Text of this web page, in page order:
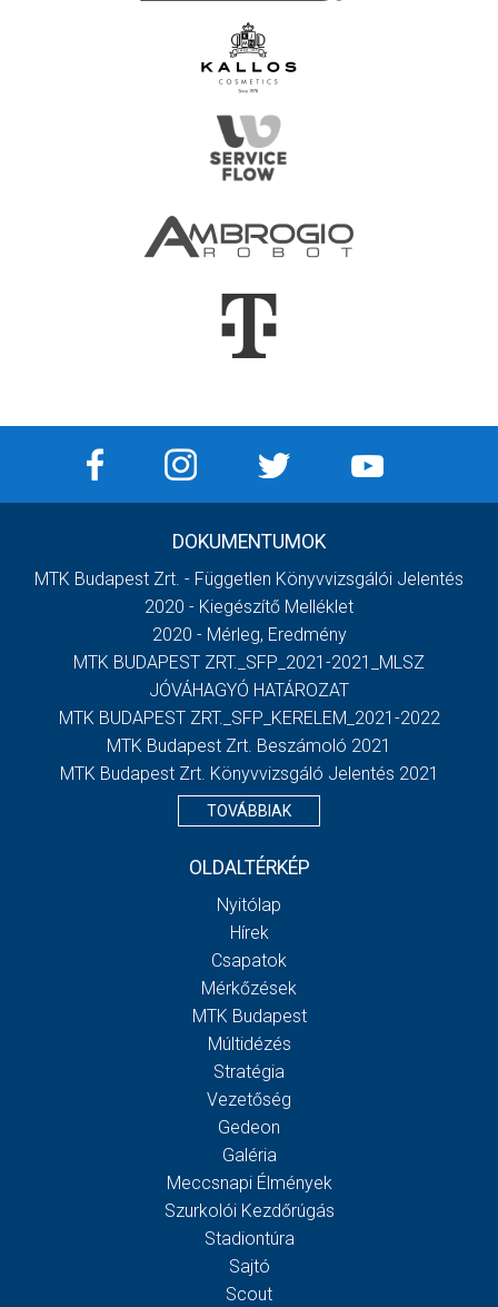
DOKUMENTUMOK
MTK Budapest Zrt. - Független Könyvvizsgálói Jelentés
2020 - Kiegészítő Melléklet
2020 - Mérleg, Eredmény
MTK BUDAPEST ZRT._SFP_2021-2021_MLSZ
JÓVÁHAGYÓ HATÁROZAT
MTK BUDAPEST ZRT._SFP_KERELEM_2021-2022
MTK Budapest Zrt. Beszámoló 2021
MTK Budapest Zrt. Könyvvizsgáló Jelentés 2021
TOVÁBBIAK
OLDALTÉRKÉP
Nyitólap
Hírek
Csapatok
Mérkőzések
MTK Budapest
Múltidézés
Stratégia
Vezetőség
Gedeon
Galéria
Meccsnapi Élmények
Szurkolói Kezdőrúgás
Stadiontúra
Sajtó
Scout